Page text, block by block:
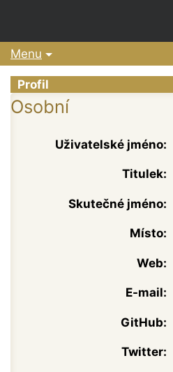
Menu
Profil
Osobní
Uživatelské jméno:
Titulek:
Skutečné jméno:
Místo:
Web:
E-mail:
GitHub:
Twitter: